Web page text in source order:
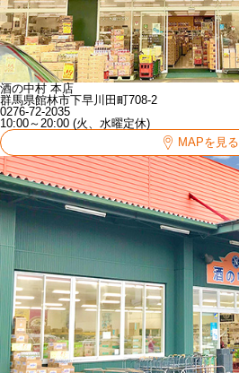
酒の中村 本店
群馬県館林市下早川田町708-2
0276-72-2035
10:00～20:00 (火、水曜定休)
MAPを見る